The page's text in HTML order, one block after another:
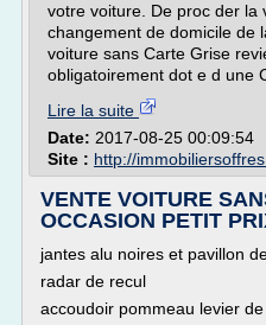
votre voiture. De proc der la
changement de domicile de
voiture sans Carte Grise
obligatoirement dot e d une
Lire la suite
Date: 2017-08-25 00:09:54
Site : http://
VENTE VOITURE
OCCASION PETIT
jantes alu noires et pavillon
radar de recul
accoudoir pommeau levier